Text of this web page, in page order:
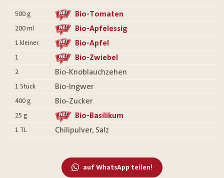
500 g Bio-Tomaten
200 ml Bio-Apfelessig
1 kleiner Bio-Apfel
1 Bio-Zwiebel
2 Bio-Knoblauchzehen
1 Stück Bio-Ingwer
400 g Bio-Zucker
25 g Bio-Basilikum
1 TL Chilipulver, Salz
auf WhatsApp teilen!